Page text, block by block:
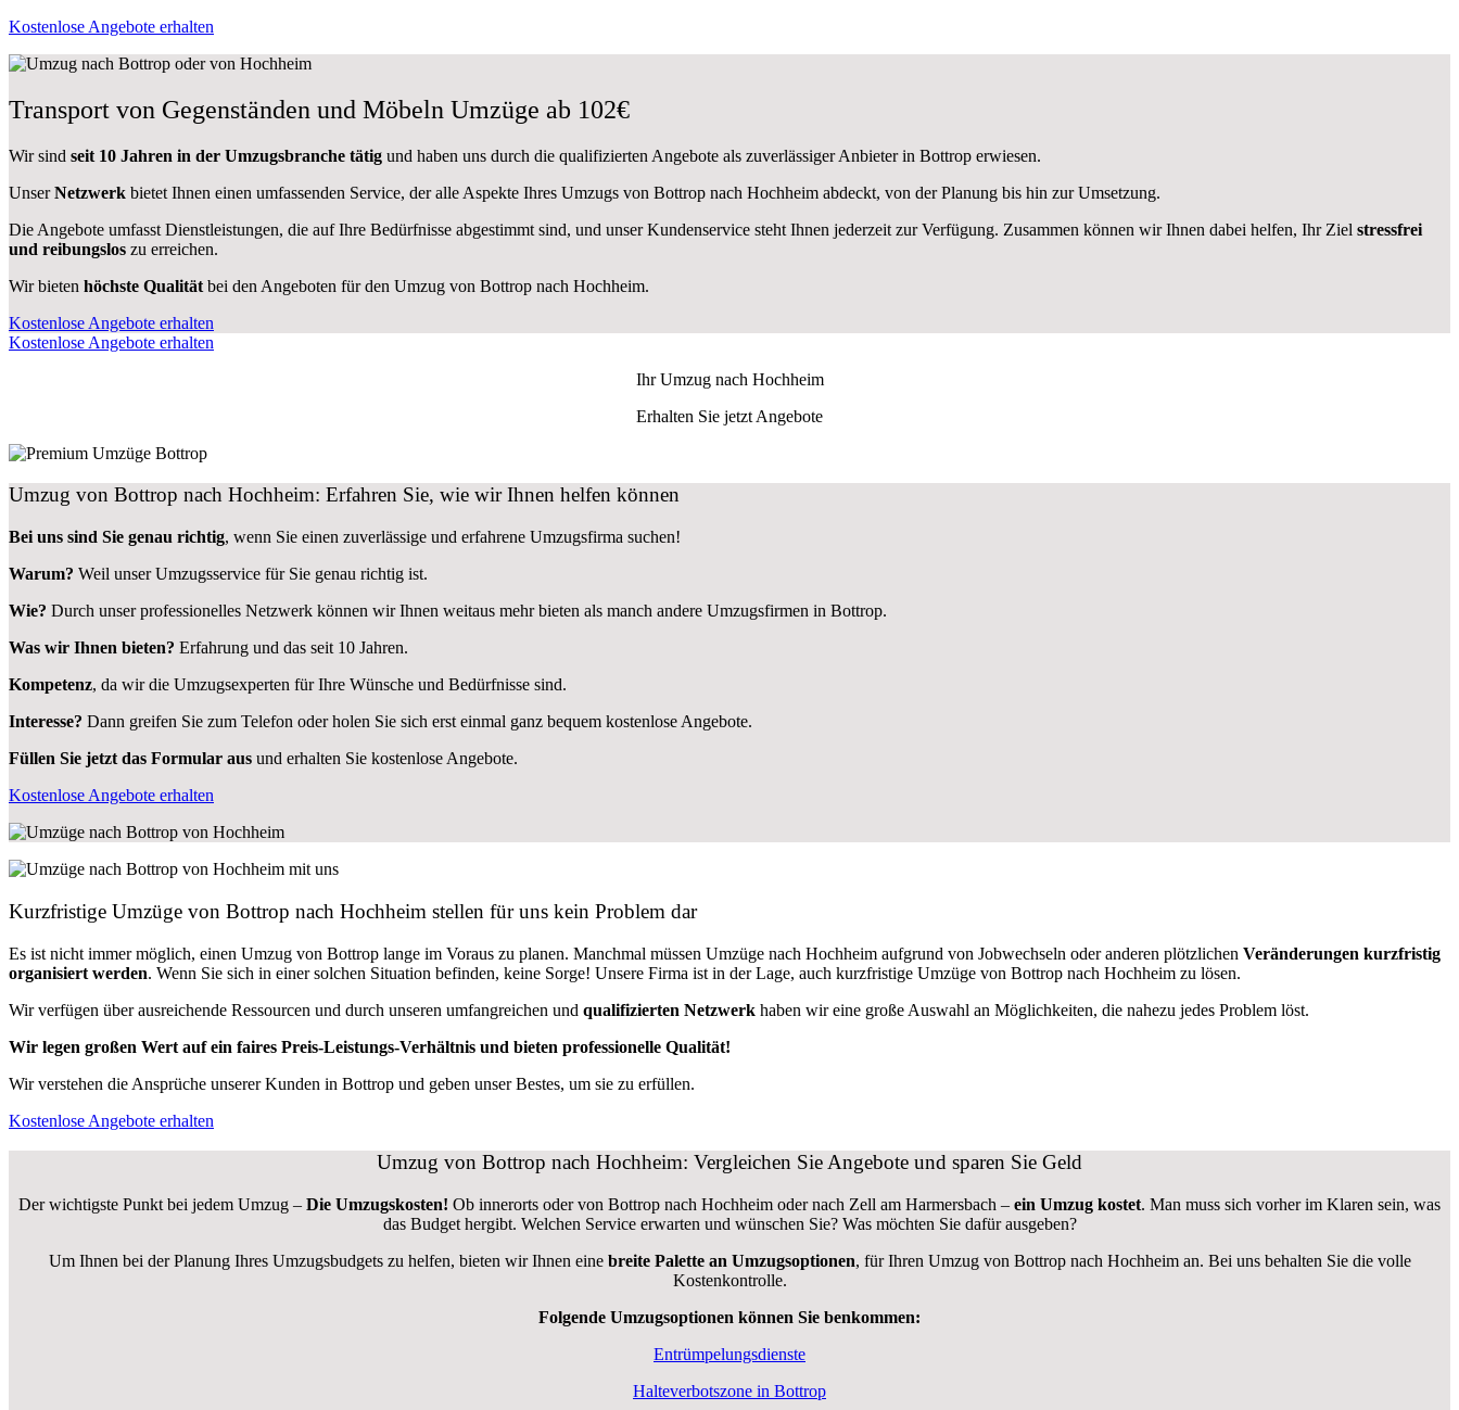
Kostenlose Angebote erhalten
Transport von Gegenständen und Möbeln Umzüge ab 102€
Wir sind seit 10 Jahren in der Umzugsbranche tätig und haben uns durch die qualifizierten Angebote als zuverlässiger Anbieter in Bottrop erwiesen.
UnserNetzwerk bietet Ihnen einen umfassenden Service, der alle Aspekte Ihres Umzugs von Bottrop nach Hochheim abdeckt, von der Planung bis hin zur Umsetzung.
Die Angebote umfasst Dienstleistungen, die auf Ihre Bedürfnisse abgestimmt sind, und unser Kundenservice steht Ihnen jederzeit zur Verfügung. Zusammen können wir Ihnen dabei helfen, Ihr Ziel stressfrei
und reibungslos zu erreichen.
Wir bieten höchste Qualität bei den Angeboten für den Umzug von Bottrop nach Hochheim.
Kostenlose Angebote erhalten
Kostenlose Angebote erhalten
Ihr Umzug nach Hochheim
Erhalten Sie jetzt Angebote
Umzug von Bottrop nach Hochheim: Erfahren Sie, wie wir Ihnen helfen können
Bei uns sind Sie genau richtig, wenn Sie einen zuverlässige und erfahrene Umzugsfirma suchen!
Warum? Weil unser Umzugsservice für Sie genau richtig ist.
Wie? Durch unser professionelles Netzwerk können wir Ihnen weitaus mehr bieten als manch andere Umzugsfirmen in Bottrop.
Was wir Ihnen bieten? Erfahrung und das seit 10 Jahren.
Kompetenz, da wir die Umzugsexperten für Ihre Wünsche und Bedürfnisse sind.
Interesse? Dann greifen Sie zum Telefon oder holen Sie sich erst einmal ganz bequem kostenlose Angebote.
Füllen Sie jetzt das Formular aus und erhalten Sie kostenlose Angebote.
Kostenlose Angebote erhalten
Kurzfristige Umzüge von Bottrop nach Hochheim stellen für uns kein Problem dar
Es ist nicht immer möglich, einen Umzug von Bottrop lange im Voraus zu planen. Manchmal müssen Umzüge nach Hochheim aufgrund von Jobwechseln oder anderen plötzlichen Veränderungen kurzfristig
organisiert werden. Wenn Sie sich in einer solchen Situation befinden, keine Sorge! Unsere Firma ist in der Lage, auch kurzfristige Umzüge von Bottrop nach Hochheim zu lösen.
Wir verfügen über ausreichende Ressourcen und durch unseren umfangreichen und qualifizierten Netzwerk haben wir eine große Auswahl an Möglichkeiten, die nahezu jedes Problem löst.
Wir legen großen Wert auf ein faires Preis-Leistungs-Verhältnis und bieten professionelle Qualität!
Wir verstehen die Ansprüche unserer Kunden in Bottrop und geben unser Bestes, um sie zu erfüllen.
Kostenlose Angebote erhalten
Umzug von Bottrop nach Hochheim: Vergleichen Sie Angebote und sparen Sie Geld
Der wichtigste Punkt bei jedem Umzug – Die Umzugskosten! Ob innerorts oder von Bottrop nach Hochheim oder nach Zell am Harmersbach – ein Umzug kostet. Man muss sich vorher im Klaren sein, was
das Budget hergibt. Welchen Service erwarten und wünschen Sie? Was möchten Sie dafür ausgeben?
Um Ihnen bei der Planung Ihres Umzugsbudgets zu helfen, bieten wir Ihnen eine breite Palette an Umzugsoptionen, für Ihren Umzug von Bottrop nach Hochheim an. Bei uns behalten Sie die volle
Kostenkontrolle.
Folgende Umzugsoptionen können Sie benkommen:
Entrümpelungsdienste
Halteverbotszone in Bottrop